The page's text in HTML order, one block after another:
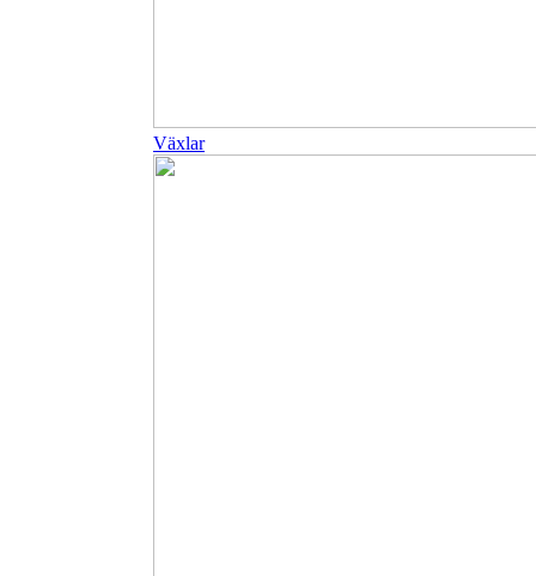
Växlar